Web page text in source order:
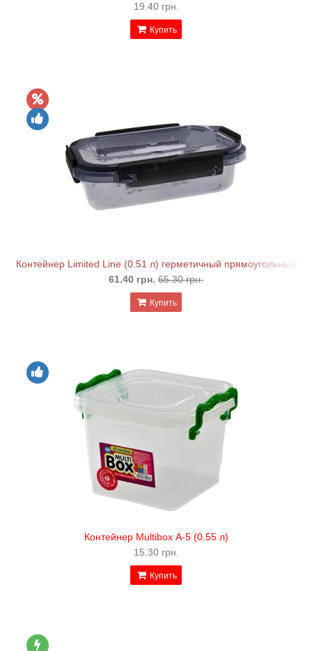
19.40 грн.
Купить
Контейнер Limited Line (0.51 л) герметичный прямоугольный
61.40 грн. 65.30 грн.
Купить
Контейнер Multibox А-5 (0.55 л)
15.30 грн.
Купить